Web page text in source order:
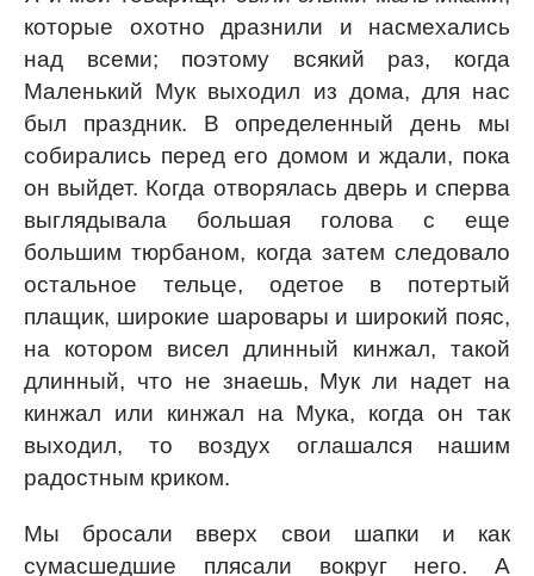
которые охотно дразнили и насмехались
над всеми; поэтому всякий раз, когда
Маленький Мук выходил из дома, для нас
был праздник. В определенный день мы
собирались перед его домом и ждали, пока
он выйдет. Когда отворялась дверь и сперва
выглядывала большая голова с еще
большим тюрбаном, когда затем следовало
остальное тельце, одетое в потертый
плащик, широкие шаровары и широкий пояс,
на котором висел длинный кинжал, такой
длинный, что не знаешь, Мук ли надет на
кинжал или кинжал на Мука, когда он так
выходил, то воздух оглашался нашим
радостным криком.
Мы бросали вверх свои шапки и как
сумасшедшие плясали вокруг него. А